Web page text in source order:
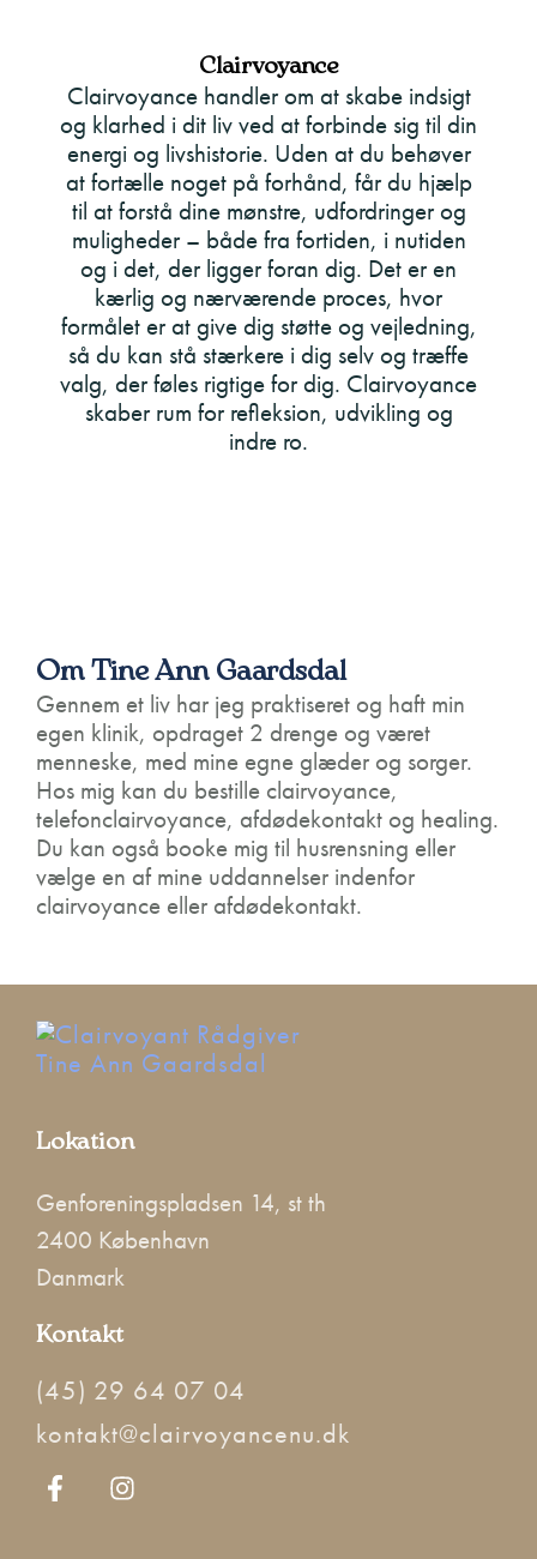
Clairvoyance
Clairvoyance handler om at skabe indsigt
og klarhed i dit liv ved at forbinde sig til din
energi og livshistorie. Uden at du behøver
at fortælle noget på forhånd, får du hjælp
til at forstå dine mønstre, udfordringer og
muligheder – både fra fortiden, i nutiden
og i det, der ligger foran dig. Det er en
kærlig og nærværende proces, hvor
formålet er at give dig støtte og vejledning,
så du kan stå stærkere i dig selv og træffe
valg, der føles rigtige for dig. Clairvoyance
skaber rum for refleksion, udvikling og
indre ro.
Om Tine Ann Gaardsdal
Gennem et liv har jeg praktiseret og haft min
egen klinik, opdraget 2 drenge og været
menneske, med mine egne glæder og sorger.
Hos mig kan du bestille clairvoyance,
telefonclairvoyance, afdødekontakt og healing.
Du kan også booke mig til husrensning eller
vælge en af mine uddannelser indenfor
clairvoyance eller afdødekontakt.
Kontakt
(45) 29 64 07 04
kontakt@clairvoyancenu.dk
Lokation
Genforeningspladsen 14, st th
2400 København
Danmark